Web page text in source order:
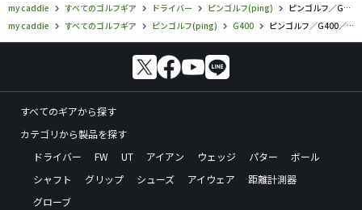
my caddie すべてのゴルフギア ドライバー ピンゴルフ(ping)
ピンゴルフ／G400／ドライバーの口コミ評価
my caddie
すべてのゴルフギア ピンゴルフ(ping) G400 ピンゴルフ／G400／ドライバーの口コミ評価
すべてのギアから探す
カテゴリから製品を探す
ドライバー
FW UT アイアン ウェッジ パター
ボール
シャフト
グリップ シューズ アイウェア
距離計測器
グローブ